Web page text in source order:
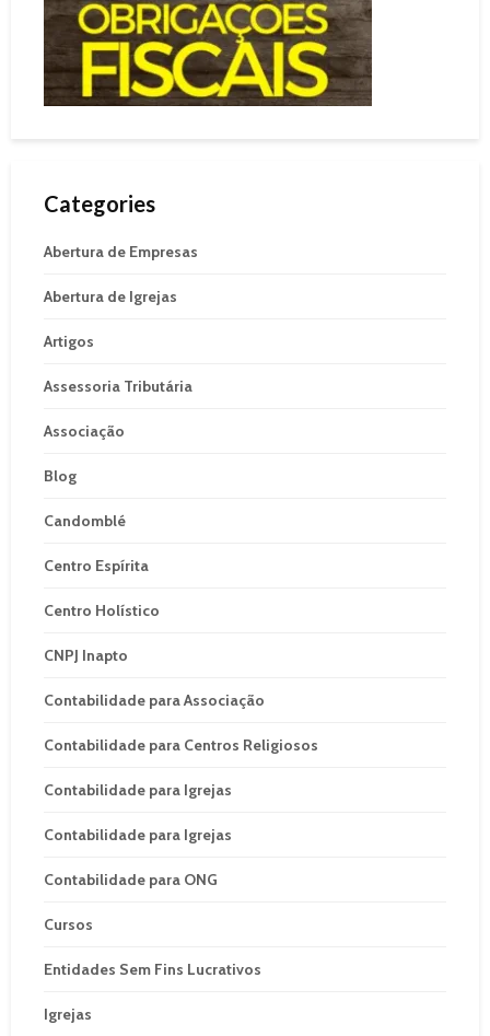
Categories
Abertura de Empresas
Abertura de Igrejas
Artigos
Assessoria Tributária
Associação
Blog
Candomblé
Centro Espírita
Centro Holístico
CNPJ Inapto
Contabilidade para Associação
Contabilidade para Centros Religiosos
Contabilidade para Igrejas
Contabilidade para Igrejas
Contabilidade para ONG
Cursos
Entidades Sem Fins Lucrativos
Igrejas